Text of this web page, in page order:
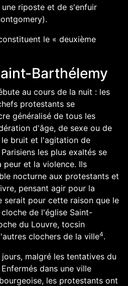
riposte et de s'enfuir
).
le « deuxième
Barthélemy
au cours de la nuit : les
protestants se
généralisé de tous les
d'âge, de sexe ou de
bruit et l'agitation de
les plus exaltés se
et la violence. Ils
nocturne aux protestants et
pensant agir pour la
serait pour cette raison que le
de l'église Saint-
du Louvre, tocsin
clochers de la ville4.
malgré les tentatives du
dans une ville
les protestants ont